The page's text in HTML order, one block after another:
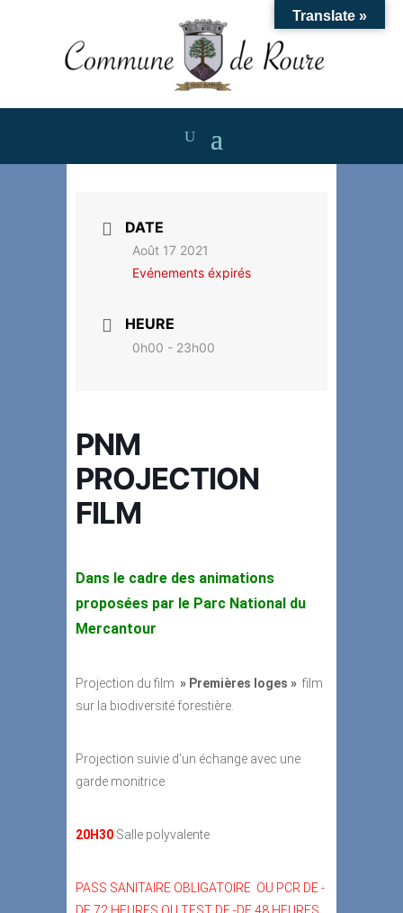
DATE
Août 17 2021
Evénements éxpirés
HEURE
0h00 - 23h00
PNM
PROJECTION
FILM
Dans le cadre des animations
proposées par le Parc National du
Mercantour
Projection du film » Premières loges » film
sur la biodiversité forestière.
Projection suivie d’un échange avec une
garde monitrice
20H30 Salle polyvalente
PASS SANITAIRE OBLIGATOIRE OU PCR DE -
DE 72 HEURES OU TEST DE -DE 48 HEURES
Translate »